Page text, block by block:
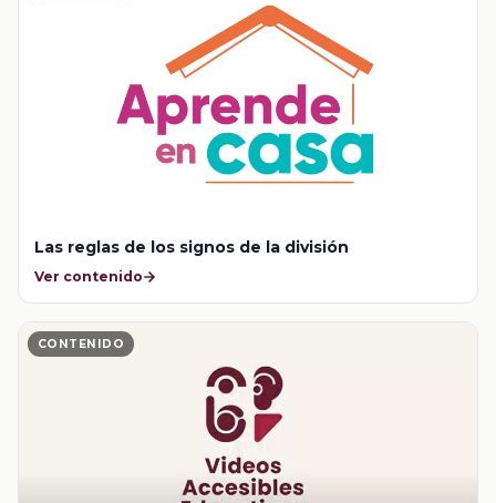
Las reglas de los signos de la división
Ver contenido
CONTENIDO